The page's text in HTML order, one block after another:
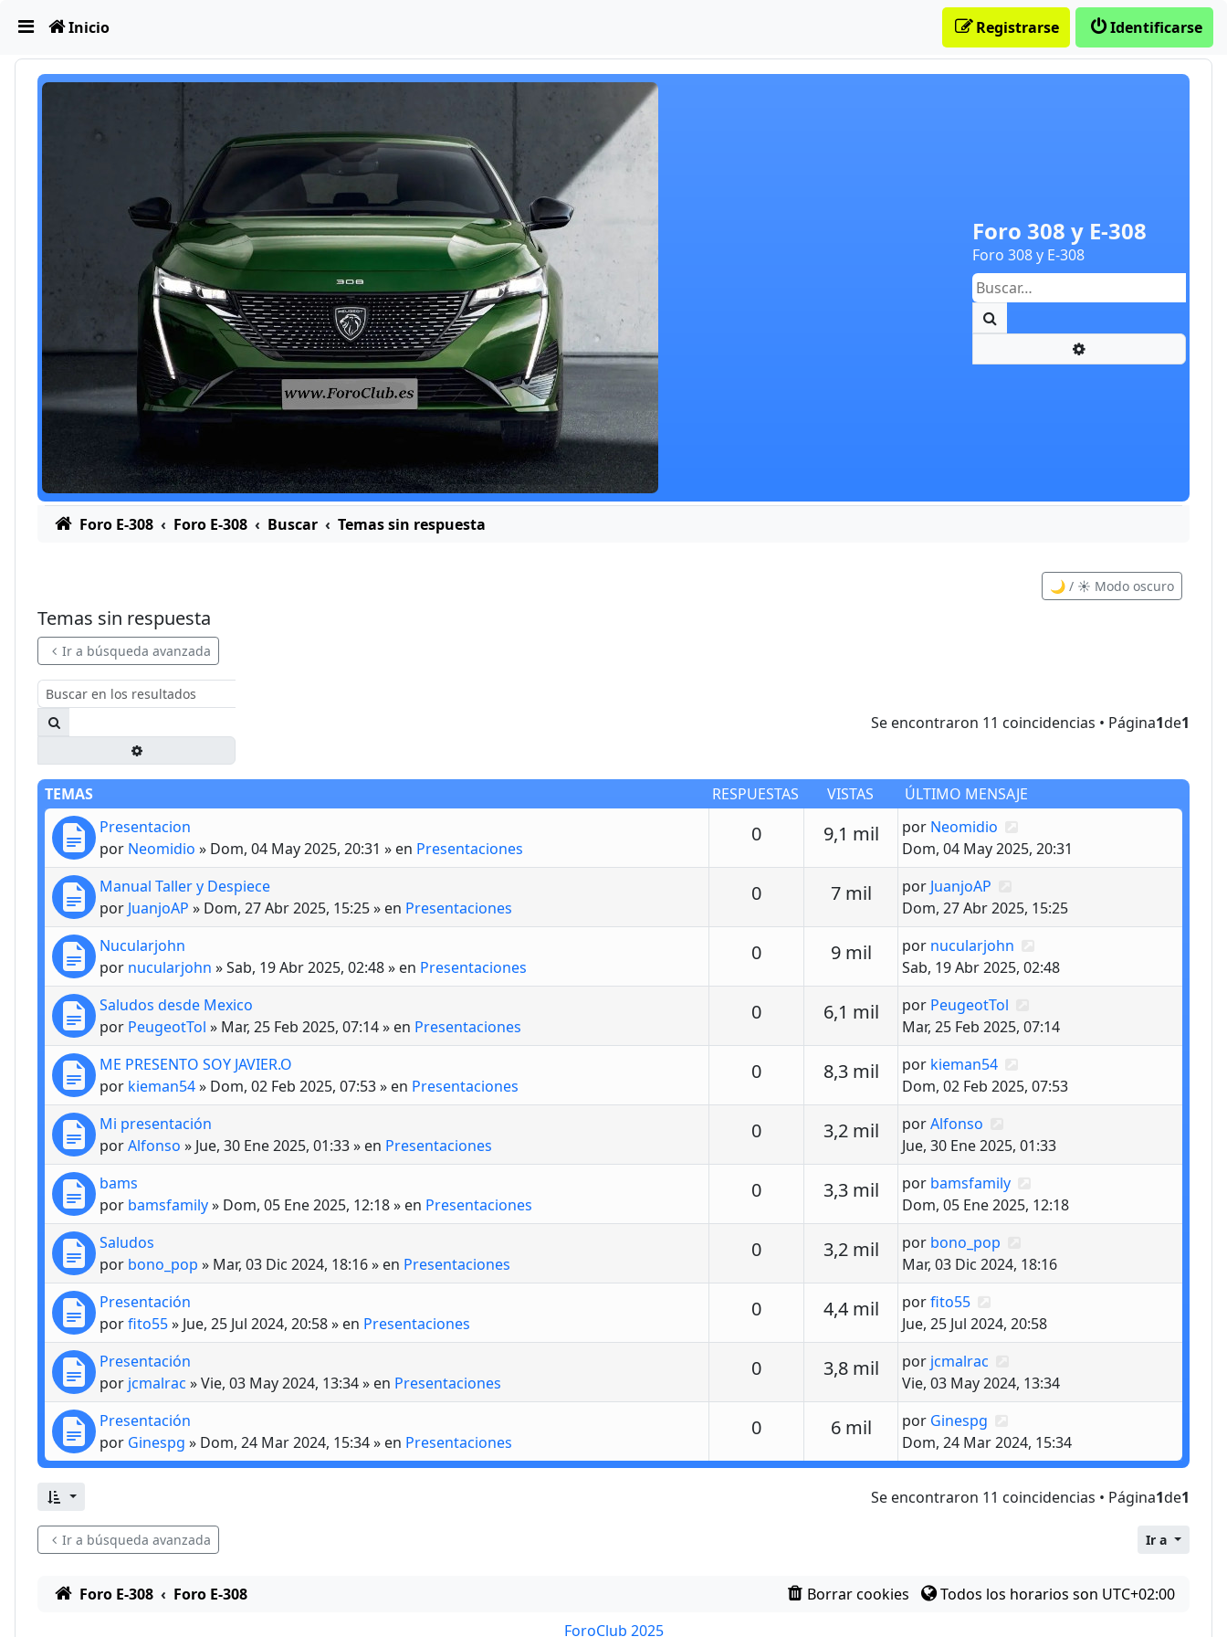
Obviar
Foro 308 y E-308
Foro 308 y E-308
Inicio Identificarse
Registrarse
Foro E-308 Foro E-308 Buscar Temas sin respuesta
🌙 / ☀️ Modo oscuro
Temas sin respuesta
Ir a búsqueda avanzada
Se encontraron 11 coincidencias • Página1de1
TEMAS RESPUESTAS VISTAS
ÚLTIMO MENSAJE
Presentacion
por Neomidio » Dom, 04 May 2025, 20:31 » en Presentaciones
0Respuestas
9,1 milVistasÚltimo mensaje
por Neomidio
Dom, 04 May 2025, 20:31
Manual Taller y Despiece
por JuanjoAP » Dom, 27 Abr 2025, 15:25» en Presentaciones
0Respuestas
7 milVistasÚltimo mensaje
por JuanjoAP
Dom, 27 Abr 2025, 15:25
Nucularjohn
por nucularjohn »Sab, 19 Abr 2025, 02:48» en Presentaciones
0Respuestas
9 milVistasÚltimo mensaje
por nucularjohn
Sab, 19 Abr 2025, 02:48
Saludos desde Mexico
por PeugeotTol » Mar, 25 Feb 2025, 07:14» en Presentaciones
0Respuestas
6,1 milVistasÚltimo mensaje
por PeugeotTol
Mar, 25 Feb 2025, 07:14
ME PRESENTO SOY JAVIER.O
por kieman54» Dom, 02 Feb 2025, 07:53» en Presentaciones
0Respuestas
8,3 milVistasÚltimo mensaje
por kieman54
Dom, 02 Feb 2025, 07:53
Mi presentación
porAlfonso » Jue, 30 Ene 2025, 01:33» en Presentaciones
0Respuestas
3,2 milVistasÚltimo mensaje
porAlfonso
Jue, 30 Ene 2025, 01:33
bams
por bamsfamily» Dom, 05 Ene 2025, 12:18» en Presentaciones
0Respuestas
3,3 milVistasÚltimo mensaje
por bamsfamily
Dom, 05 Ene 2025, 12:18
Saludos
por bono_pop » Mar, 03 Dic 2024, 18:16» en Presentaciones
0Respuestas
3,2 milVistasÚltimo mensaje
por bono_pop
Mar, 03 Dic 2024, 18:16
Presentación
porfito55» Jue, 25 Jul 2024, 20:58» en Presentaciones
0Respuestas
4,4 milVistasÚltimo mensaje
porfito55
Jue, 25 Jul 2024, 20:58
Presentación
por jcmalrac »Vie, 03 May 2024, 13:34» en Presentaciones
0Respuestas
3,8 milVistasÚltimo mensaje
por jcmalrac
Vie, 03 May 2024, 13:34
Presentación
por Ginespg » Dom, 24 Mar 2024, 15:34» en Presentaciones
0Respuestas
6 milVistasÚltimo mensaje
por Ginespg
Dom, 24 Mar 2024, 15:34
Se encontraron 11 coincidencias • Página1de1
Ir a búsqueda avanzada Ir a
Foro E-308 Foro E-308 Borrar cookies Todos los horarios son UTC+02:00
ForoClub 2025